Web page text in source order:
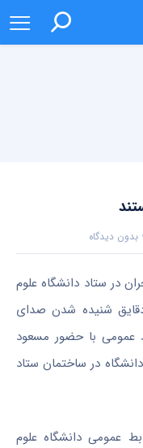
بدون دیدگاه
در ستاد دانشگاه علوم
شنیده شدن صدای
عمومی با حضور مسعود
در ساختمان ستاد
۱۴۰۴ مدیر روابط عمومی دانشگاه علوم